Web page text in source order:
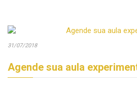
31/07/2018
Agende sua aula